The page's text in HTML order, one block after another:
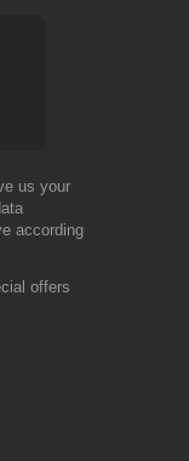
us your
according
offers